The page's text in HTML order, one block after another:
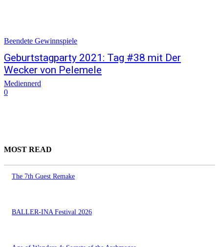
Beendete Gewinnspiele
Geburtstagparty 2021: Tag #38 mit Der
Wecker von Pelemele
Mediennerd
0
MOST READ
The 7th Guest Remake
BALLER-INA Festival 2026